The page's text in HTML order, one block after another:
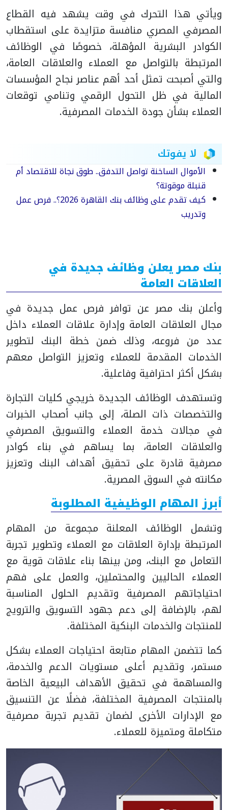
ويأتي هذا التحرك في وقت يشهد فيه القطاع
المصرفي المصري منافسة متزايدة على استقطاب
الكوادر البشرية المؤهلة، خصوصًا في الوظائف
المرتبطة بالتواصل مع العملاء والعلاقات العامة،
والتي أصبحت تمثل أحد أهم عناصر نجاح المؤسسات
المالية في ظل التحول الرقمي وتنامي توقعات
العملاء بشأن جودة الخدمات المصرفية.
لا يفوتك
الأموال الساخنة تواصل التدفق.. طوق نجاة للاقتصاد أم
قنبلة موقوتة؟
كيف تقدم على وظائف بنك القاهرة 2026؟.. فرص عمل
وتدريب
بنك مصر يعلن وظائف جديدة في
العلاقات العامة
وأعلن بنك مصر عن توافر فرص عمل جديدة في
مجال العلاقات العامة وإدارة علاقات العملاء داخل
عدد من فروعه، وذلك ضمن خطة البنك لتطوير
الخدمات المقدمة للعملاء وتعزيز التواصل معهم
بشكل أكثر احترافية وفاعلية.
وتستهدف الوظائف الجديدة خريجي كليات التجارة
والتخصصات ذات الصلة، إلى جانب أصحاب الخبرات
في مجالات خدمة العملاء والتسويق المصرفي
والعلاقات العامة، بما يساهم في بناء كوادر
مصرفية قادرة على تحقيق أهداف البنك وتعزيز
مكانته في السوق المصرية.
أبرز المهام الوظيفية المطلوبة
وتشمل الوظائف المعلنة مجموعة من المهام
المرتبطة بإدارة العلاقات مع العملاء وتطوير تجربة
التعامل مع البنك، ومن بينها بناء علاقات قوية مع
العملاء الحاليين والمحتملين، والعمل على فهم
احتياجاتهم المصرفية وتقديم الحلول المناسبة
لهم، بالإضافة إلى دعم جهود التسويق والترويج
للمنتجات والخدمات البنكية المختلفة.
كما تتضمن المهام متابعة احتياجات العملاء بشكل
مستمر، وتقديم أعلى مستويات الدعم والخدمة،
والمساهمة في تحقيق الأهداف البيعية الخاصة
بالمنتجات المصرفية المختلفة، فضلًا عن التنسيق
مع الإدارات الأخرى لضمان تقديم تجربة مصرفية
متكاملة ومتميزة للعملاء.